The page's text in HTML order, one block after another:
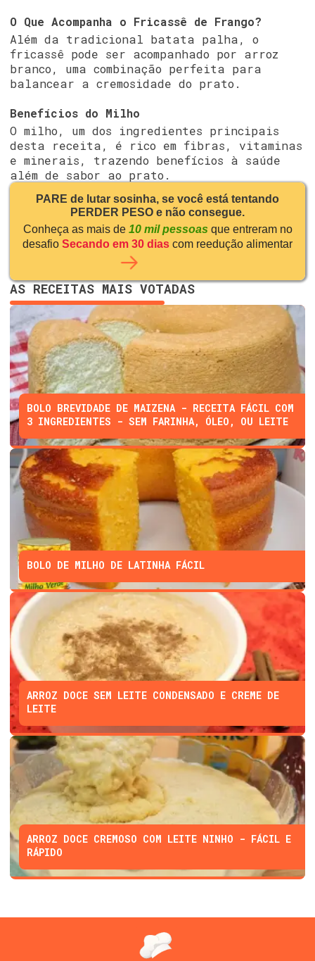
O Que Acompanha o Fricassê de Frango?
Além da tradicional batata palha, o
fricassê pode ser acompanhado por arroz
branco, uma combinação perfeita para
balancear a cremosidade do prato.
Benefícios do Milho
O milho, um dos ingredientes principais
desta receita, é rico em fibras, vitaminas
e minerais, trazendo benefícios à saúde
além de sabor ao prato.
PARE de lutar sosinha, se você está tentando
PERDER PESO e não consegue.
Conheça as mais de 10 mil pessoas que entreram no
desafio Secando em 30 dias com reedução alimentar
AS RECEITAS MAIS VOTADAS
BOLO BREVIDADE DE MAIZENA - RECEITA FÁCIL COM
3 INGREDIENTES - SEM FARINHA, ÓLEO, OU LEITE
BOLO DE MILHO DE LATINHA FÁCIL
ARROZ DOCE SEM LEITE CONDENSADO E CREME DE
LEITE
ARROZ DOCE CREMOSO COM LEITE NINHO - FÁCIL E
RÁPIDO